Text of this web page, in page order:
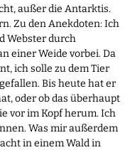
außer die Antarktis.
Zu den Anekdoten: Ich
Webster durch
einer Weide vorbei. Da
ich solle zu dem Tier
Bis heute hat er
oder ob das überhaupt
vor im Kopf herum. Ich
Was mir außerdem
in einem Wald in